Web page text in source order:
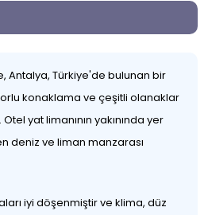
Antalya, Türkiye'de bulunan bir
konaklama ve çeşitli olanaklar
yat limanının yakınında yer
deniz ve liman manzarası
iyi döşenmiştir ve klima, düz